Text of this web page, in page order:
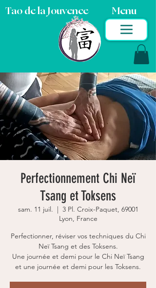
Tao de la Jouvence Menu
Perfectionnement Chi Neï
Tsang et Toksens
sam. 11 juil.
  |
3 Pl. Croix-Paquet, 69001
Lyon, France
Perfectionner, réviser vos techniques du Chi
Neï Tsang et des Toksens.
Une journée et demi pour le Chi Neï Tsang